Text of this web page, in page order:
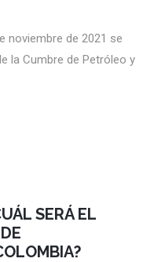
noviembre de 2021 se
la Cumbre de Petróleo y
SERÁ EL